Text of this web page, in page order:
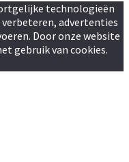
technologieën
advertenties
Door onze website
gebruik van cookies.